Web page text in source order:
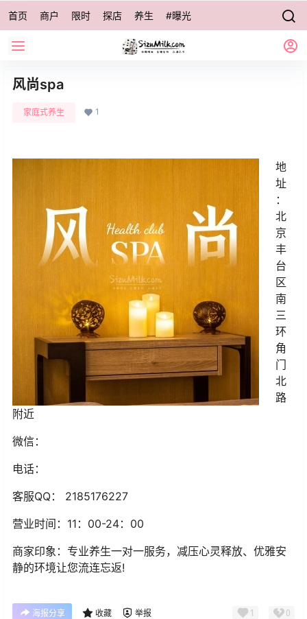
首页 商户 限时 探店 养生 #曝光
风尚spa
家庭式养生 1
地
址
：
北
京
丰
台
区
南
三
环
角
门
北
路
附近
微信：
电话：
客服QQ： 2185176227
营业时间：11：00-24：00
商家印象：专业养生一对一服务，减压心灵释放、优雅安
静的环境让您流连忘返!
海报分享 收藏 举报 1 0